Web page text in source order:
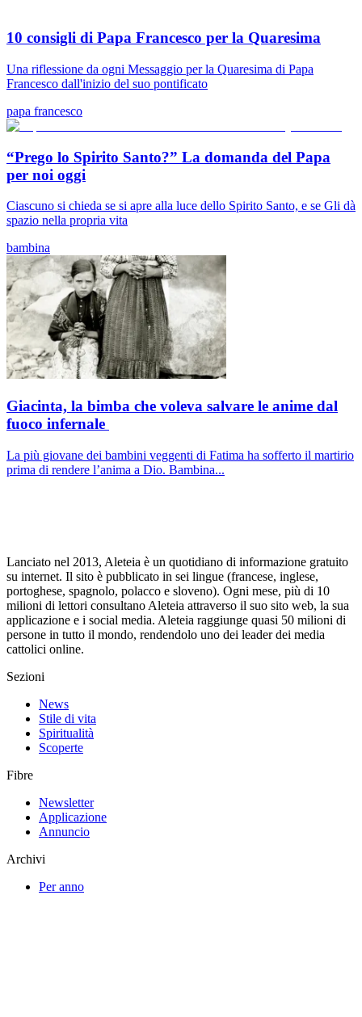
10 consigli di Papa Francesco per la Quaresima
Una riflessione da ogni Messaggio per la Quaresima di Papa
Francesco dall'inizio del suo pontificato
papa francesco
“Prego lo Spirito Santo?” La domanda del Papa
per noi oggi
Ciascuno si chieda se si apre alla luce dello Spirito Santo, e se Gli dà
spazio nella propria vita
bambina
Giacinta, la bimba che voleva salvare le anime dal
fuoco infernale
La più giovane dei bambini veggenti di Fatima ha sofferto il martirio
prima di rendere l’anima a Dio. Bambina...
Lanciato nel 2013, Aleteia è un quotidiano di informazione gratuito
su internet. Il sito è pubblicato in sei lingue (francese, inglese,
portoghese, spagnolo, polacco e sloveno). Ogni mese, più di 10
milioni di lettori consultano Aleteia attraverso il suo sito web, la sua
applicazione e i social media. Aleteia raggiunge quasi 50 milioni di
persone in tutto il mondo, rendendolo uno dei leader dei media
cattolici online.
Sezioni
News
Stile di vita
Spiritualità
Scoperte
Fibre
Newsletter
Applicazione
Annuncio
Archivi
Per anno